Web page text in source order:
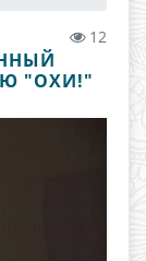
12
"ОХИ!"